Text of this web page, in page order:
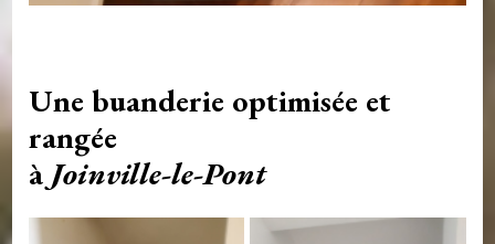
Une buanderie optimisée et
rangée
à Joinville-le-Pont